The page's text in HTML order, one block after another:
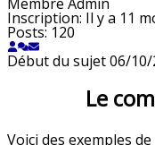
Inscription: Il y a 11
Posts: 120
Début du sujet06/10/
Le
Voici des exemples